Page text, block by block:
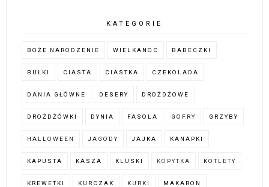
KATEGORIE
BOŻE NARODZENIE WIELKANOC BABECZKI
BUŁKI CIASTA CIASTKA CZEKOLADA
DANIA GŁÓWNE DESERY DROŻDŻOWE
DROŻDŻÓWKI DYNIA FASOLA GOFRY GRZYBY
HALLOWEEN JAGODY JAJKA KANAPKI
KAPUSTA KASZA KLUSKI KOPYTKA KOTLETY
KREWETKI KURCZAK KURKI MAKARON